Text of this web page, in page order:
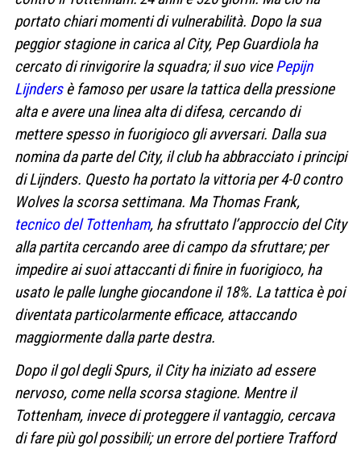
portato chiari momenti di vulnerabilità. Dopo la sua
peggior stagione in carica al City, Pep Guardiola ha
cercato di rinvigorire la squadra; il suo vicePepijn
Lijndersè famoso per usare la tattica della pressione
alta e avere una linea alta di difesa, cercando di
mettere spesso in fuorigioco gli avversari. Dalla sua
nomina da parte del City, il club ha abbracciato i principi
di Lijnders. Questo ha portato la vittoria per 4-0 contro
Wolves la scorsa settimana. Ma Thomas Frank,
tecnico del Tottenham, ha sfruttato l’approccio del City
alla partita cercando aree di campo da sfruttare; per
impedire ai suoi attaccanti di finire in fuorigioco, ha
usato le palle lunghe giocandone il 18%. La tattica è poi
diventata particolarmente efficace, attaccando
maggiormente dalla parte destra.
Dopo il gol degli Spurs, il City ha iniziato ad essere
nervoso, come nella scorsa stagione. Mentre il
Tottenham, invece di proteggere il vantaggio, cercava
di fare più gol possibili; un errore del portiere Trafford